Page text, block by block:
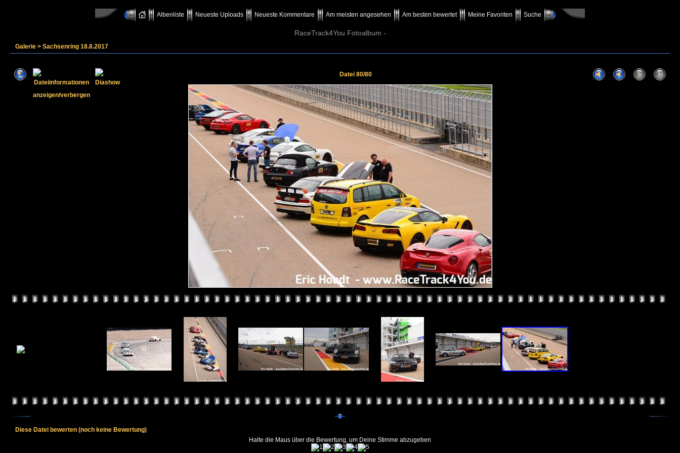
Albenliste Neueste Uploads Neueste Kommentare Am meisten angesehen Am besten bewertet Meine Favoriten Suche
RaceTrack4You Fotoalbum -
Galerie > Sachsenring 18.8.2017
Datei 80/80
Diese Datei bewerten (noch keine Bewertung)
Halte die Maus über die Bewertung, um Deine Stimme abzugeben